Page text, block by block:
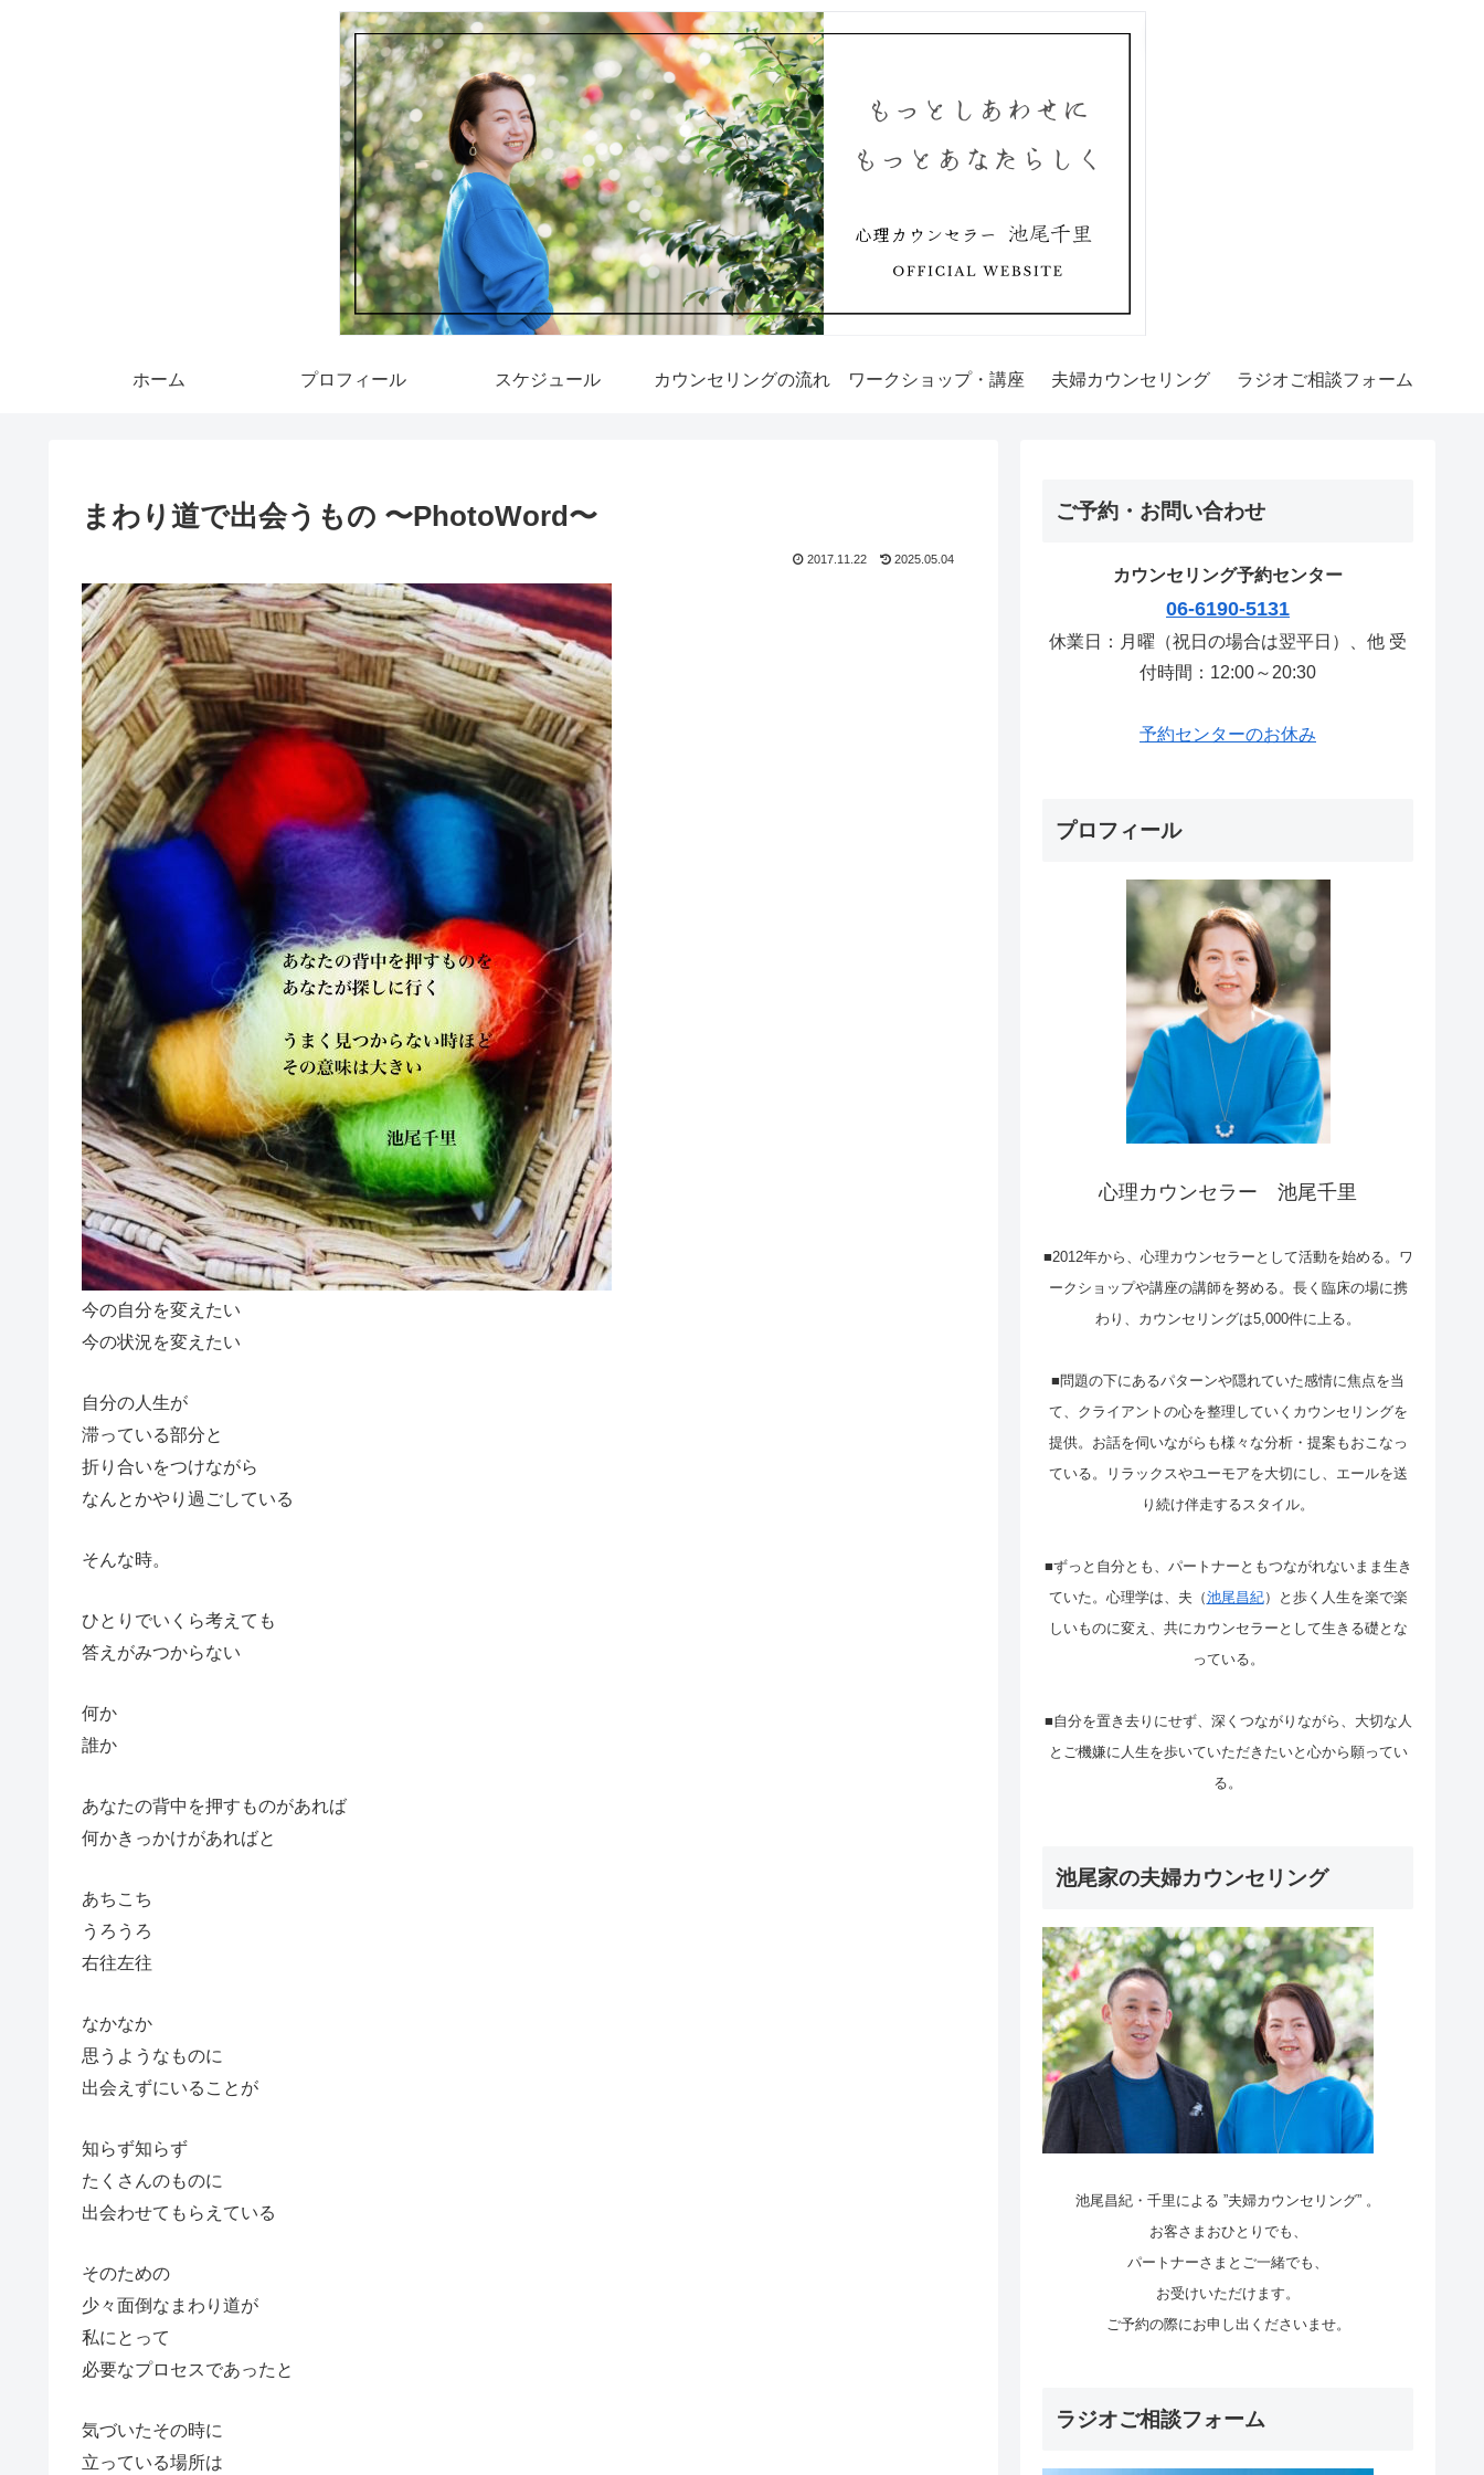
ホーム プロフィール スケジュール カウンセリングの流れ ワークショップ・講座 夫婦カウンセリング ラジオご相談フォーム
まわり道で出会うもの 〜PhotoWord〜
2017.11.22 2025.05.04
今の自分を変えたい
今の状況を変えたい
自分の人生が
滞っている部分と
折り合いをつけながら
なんとかやり過ごしている
そんな時。
ひとりでいくら考えても
答えがみつからない
何か
誰か
あなたの背中を押すものがあれば
何かきっかけがあればと
あちこち
うろうろ
右往左往
なかなか
思うようなものに
出会えずにいることが
知らず知らず
たくさんのものに
出会わせてもらえている
そのための
少々面倒なまわり道が
私にとって
必要なプロセスであったと
気づいたその時に
立っている場所は
ご予約・お問い合わせ
カウンセリング予約センター
06-6190-5131
休業日：月曜（祝日の場合は翌平日）、他 受
付時間：12:00～20:30
予約センターのお休み
プロフィール
心理カウンセラー 池尾千里
■2012年から、心理カウンセラーとして活動を始める。ワ
ークショップや講座の講師を努める。長く臨床の場に携
わり、カウンセリングは5,000件に上る。
■問題の下にあるパターンや隠れていた感情に焦点を当
て、クライアントの心を整理していくカウンセリングを
提供。お話を伺いながらも様々な分析・提案もおこなっ
ている。リラックスやユーモアを大切にし、エールを送
り続け伴走するスタイル。
■ずっと自分とも、パートナーともつながれないまま生き
ていた。心理学は、夫（池尾昌紀）と歩く人生を楽で楽
しいものに変え、共にカウンセラーとして生きる礎とな
っている。
■自分を置き去りにせず、深くつながりながら、大切な人
とご機嫌に人生を歩いていただきたいと心から願ってい
る。
池尾家の夫婦カウンセリング
池尾昌紀・千里による ”夫婦カウンセリング” 。
お客さまおひとりでも、
パートナーさまとご一緒でも、
お受けいただけます。
ご予約の際にお申し出くださいませ。
ラジオご相談フォーム